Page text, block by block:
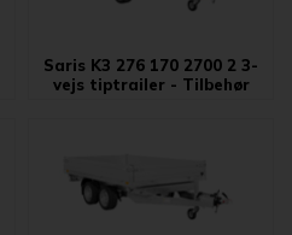
Saris K3 276 170 2700 2 3-
vejs tiptrailer - Tilbehør